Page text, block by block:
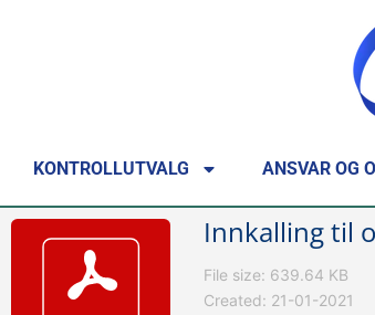
KONTROLLUTVALG ANSVAR OG
Innkalling til
File size: 639.64 KB
Created: 21-01-2021